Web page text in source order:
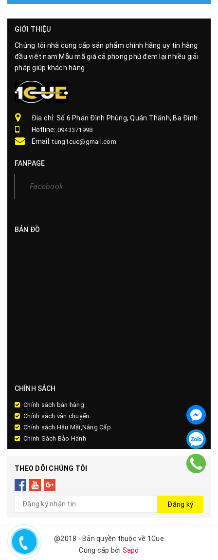
GIỚI THIỆU
Chúng tôi nhà cung cấp sản phẩm chính hãng uy tín hàng
đầu việt nam Mẫu mã giá cả phong phú đem lại nhiều giải
pháp giúp khách hàng
Địa chỉ: Số 6 Phan Đình Phùng, Quán Thánh, Ba Đình
Hotline: 0943371998
Email:tung1cue@gmail.com
FANPAGE
Facebook
BẢN ĐỒ
CHÍNH SÁCH
Chính sách bán hàng
Chính sách vận chuyển
Chính sách Hậu Mãi,Nâng Cấp
Chính Sách Bảo Hành
THEO DÕI CHÚNG TÔI
Đăng ký
@2018 - Bản quyền thuộc về 1Cue
Cung cấp bởi Sapo